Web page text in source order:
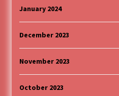
January 2024
December 2023
November 2023
October 2023